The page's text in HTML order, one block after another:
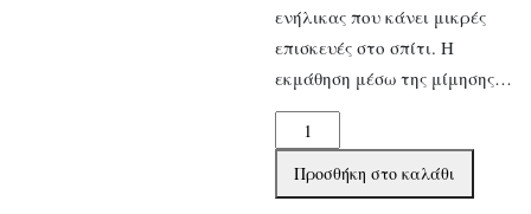
ενήλικας που κάνει μικρές
επισκευές στο σπίτι. Η
εκμάθηση μέσω της μίμησης…
Djeco
Ξύλινη
βάση
Προσθήκη στο καλάθι